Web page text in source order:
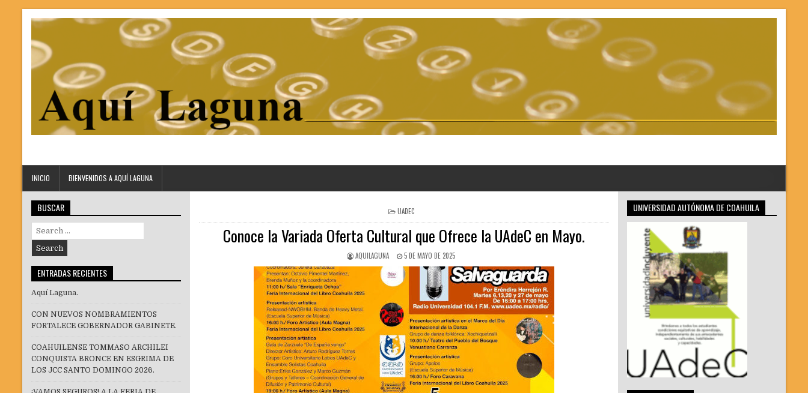
INICIO BIENVENIDOS A AQUÍ LAGUNA
POSTED
IN
UADEC
Conoce la Variada Oferta Cultural que Ofrece la UAdeC en Mayo.
AQUILAGUNA 5 DE MAYO DE 2025
BUSCAR
Search
for:
ENTRADAS RECIENTES
Aquí Laguna.
CON NUEVOS NOMBRAMIENTOS
FORTALECE GOBERNADOR GABINETE.
COAHUILENSE TOMMASO ARCHILEI
CONQUISTA BRONCE EN ESGRIMA DE
LOS JCC SANTO DOMINGO 2026.
UNIVERSIDAD AUTÓNOMA DE COAHUILA